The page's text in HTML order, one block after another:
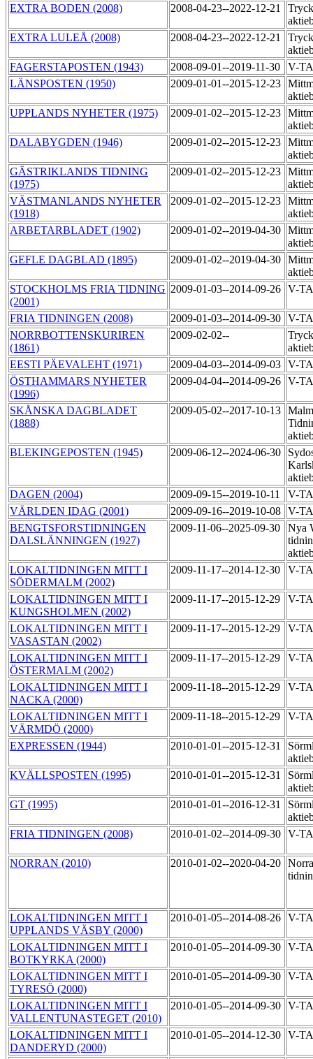
EXTRA BODEN (2008)
2008-04-23--2022-12-21
EXTRA LULEÅ (2008)
2008-04-23--2022-12-21
FAGERSTAPOSTEN (1943)
2008-09-01--2019-11-30
V-
LÄNSPOSTEN (1950)
2009-01-01--2015-12-23
UPPLANDS NYHETER (1975)
2009-01-02--2015-12-23
DALABYGDEN (1946)
2009-01-02--2015-12-23
GÄSTRIKLANDS TIDNING
(1975)
2009-01-02--2015-12-23
VÄSTMANLANDS NYHETER
(1918)
2009-01-02--2015-12-23
ARBETARBLADET (1902)
2009-01-02--2019-04-30
GEFLE DAGBLAD (1895)
2009-01-02--2019-04-30
STOCKHOLMS FRIA TIDNING
(2001)
2009-01-03--2014-09-26 V-
FRIA TIDNINGEN (2008) 2009-01-03--2014-09-30 V-
NORRBOTTENSKURIREN
(1861)
2009-02-02--
EESTI PÄEVALEHT (1971)
2009-04-03--2014-09-03 V-
ÖSTHAMMARS NYHETER
(1996)
2009-04-04--2014-09-26 V-
SKÅNSKA DAGBLADET
(1888)
2009-05-02--2017-10-13
BLEKINGEPOSTEN (1945)
2009-06-12--2024-06-30
DAGEN (2004)
2009-09-15--2019-10-11
V-
VÄRLDEN IDAG (2001)
2009-09-16--2019-10-08 V-
BENGTSFORSTIDNINGEN
DALSLÄNNINGEN (1927)
2009-11-06--2025-09-30
Nya
LOKALTIDNINGEN MITT I
SÖDERMALM (2002)
2009-11-17--2014-12-30 V-
LOKALTIDNINGEN MITT I
KUNGSHOLMEN (2002)
2009-11-17--2015-12-29 V-
LOKALTIDNINGEN MITT I
VASASTAN (2002)
2009-11-17--2015-12-29 V-
LOKALTIDNINGEN MITT I
ÖSTERMALM (2002)
2009-11-17--2015-12-29 V-
LOKALTIDNINGEN MITT I
NACKA (2000)
2009-11-18--2015-12-29 V-
LOKALTIDNINGEN MITT I
VÄRMDÖ (2000)
2009-11-18--2015-12-29 V-
EXPRESSEN (1944) 2010-01-01--2015-12-31
KVÄLLSPOSTEN (1995)
2010-01-01--2015-12-31
GT (1995)
2010-01-01--2016-12-31
FRIA TIDNINGEN (2008)
2010-01-02--2014-09-30 V-
NORRAN (2010) 2010-01-02--2020-04-20
LOKALTIDNINGEN MITT I
UPPLANDS VÄSBY (2000)
2010-01-05--2014-08-26 V-
LOKALTIDNINGEN MITT I
BOTKYRKA (2000)
2010-01-05--2014-09-30 V-
LOKALTIDNINGEN MITT I
TYRESÖ (2000)
2010-01-05--2014-09-30 V-
LOKALTIDNINGEN MITT I
VALLENTUNASTEGET (2010)
2010-01-05--2014-09-30 V-
LOKALTIDNINGEN MITT I
DANDERYD (2000)
2010-01-05--2014-12-30 V-